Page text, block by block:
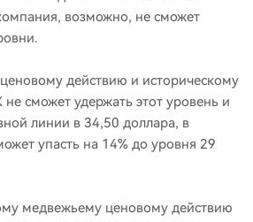
возможно, не сможет
действию и историческому
не сможет удержать этот уровень и
линии в 34,50 доллара, в
упасть на 14% до уровня 29
медвежьему ценовому действию